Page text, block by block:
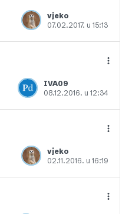
vjeko
07.02.2017. u 15:13
Dodajte u favorite
IVA09
08.12.2016. u 12:34
Dodajte u favorite
vjeko
02.11.2016. u 16:19
Dodajte u favorite